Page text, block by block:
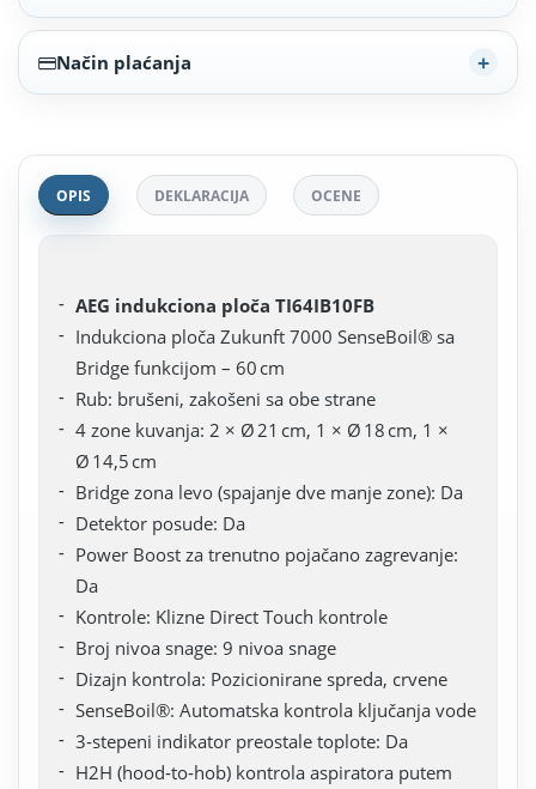
Način plaćanja
OPIS DEKLARACIJA OCENE
AEG indukciona ploča TI64IB10FB
Indukciona ploča Zukunft 7000 SenseBoil® sa
Bridge funkcijom – 60 cm
Rub: brušeni, zakošeni sa obe strane
4 zone kuvanja: 2 × Ø 21 cm, 1 × Ø 18 cm, 1 ×
Ø 14,5 cm
Bridge zona levo (spajanje dve manje zone): Da
Detektor posude: Da
Power Boost za trenutno pojačano zagrevanje:
Da
Kontrole: Klizne Direct Touch kontrole
Broj nivoa snage: 9 nivoa snage
Dizajn kontrola: Pozicionirane spreda, crvene
SenseBoil®: Automatska kontrola ključanja vode
3‑stepeni indikator preostale toplote: Da
H2H (hood‑to‑hob) kontrola aspiratora putem